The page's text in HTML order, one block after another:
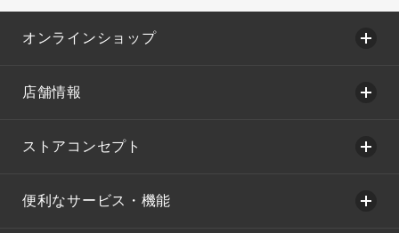
オンラインショップ
店舗情報
ストアコンセプト
便利なサービス・機能